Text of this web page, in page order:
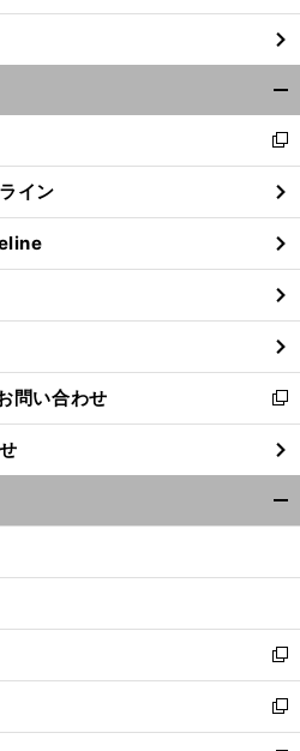
閉
る
新
し
い
ウ
ィ
ン
ド
ウ
で
開
く
イン
問い合わせ
新
し
い
ウ
ィ
ン
ウ
開
く
新
し
い
ウ
新
し